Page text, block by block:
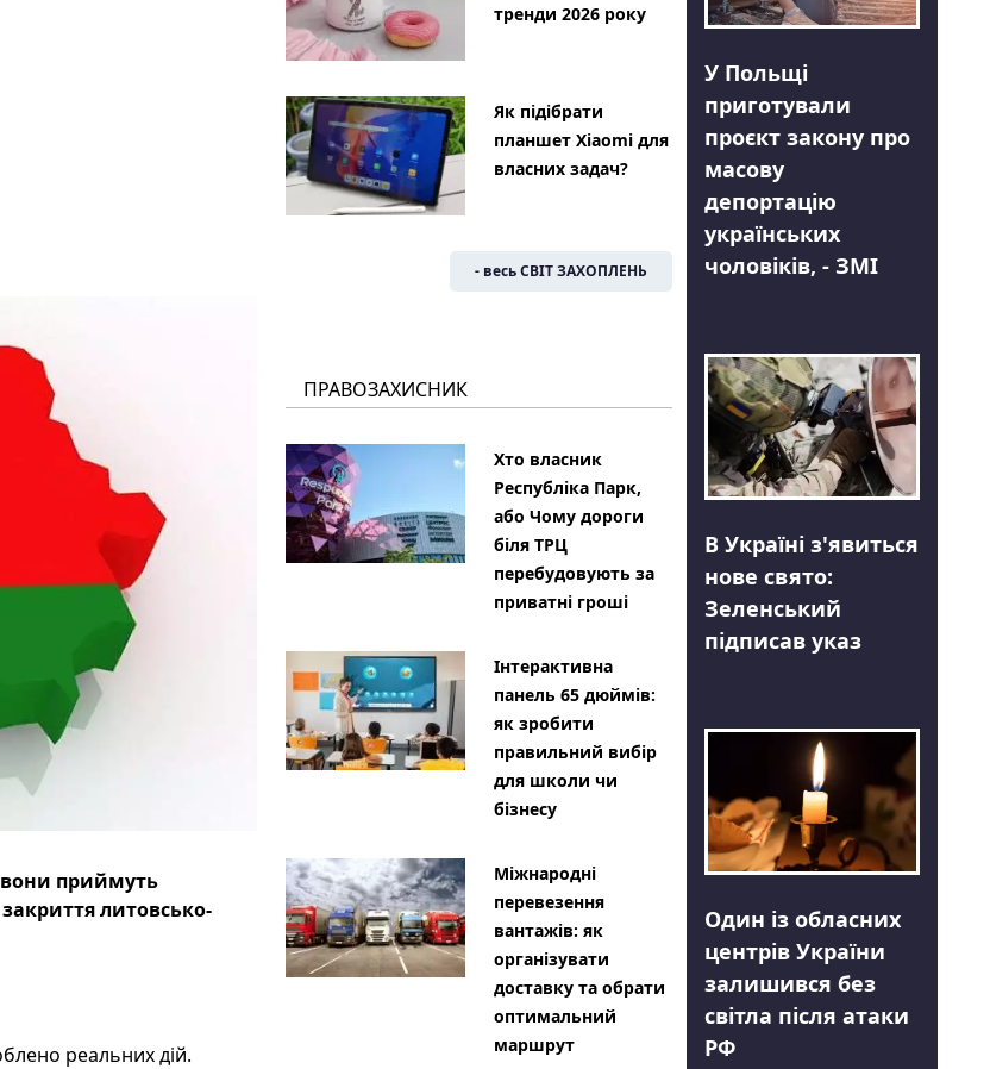
вони приймуть
литовсько-
реальних дій.
тренди 2026 року
Як підібрати
планшет Xiaomi для
власних задач?
- весь СВІТ ЗАХОПЛЕНЬ
ПРАВОЗАХИСНИК
Хто власник
Республіка Парк,
або Чому дороги
біля ТРЦ
перебудовують за
приватні гроші
Інтерактивна
панель 65 дюймів:
як зробити
правильний вибір
для школи чи
бізнесу
Міжнародні
перевезення
вантажів: як
організувати
доставку та обрати
оптимальний
маршрут
У Польщі
приготували
проєкт закону про
масову
депортацію
українських
чоловіків, - ЗМІ
В Україні з'явиться
нове свято:
Зеленський
підписав указ
Один із обласних
центрів України
залишився без
світла після атаки
РФ